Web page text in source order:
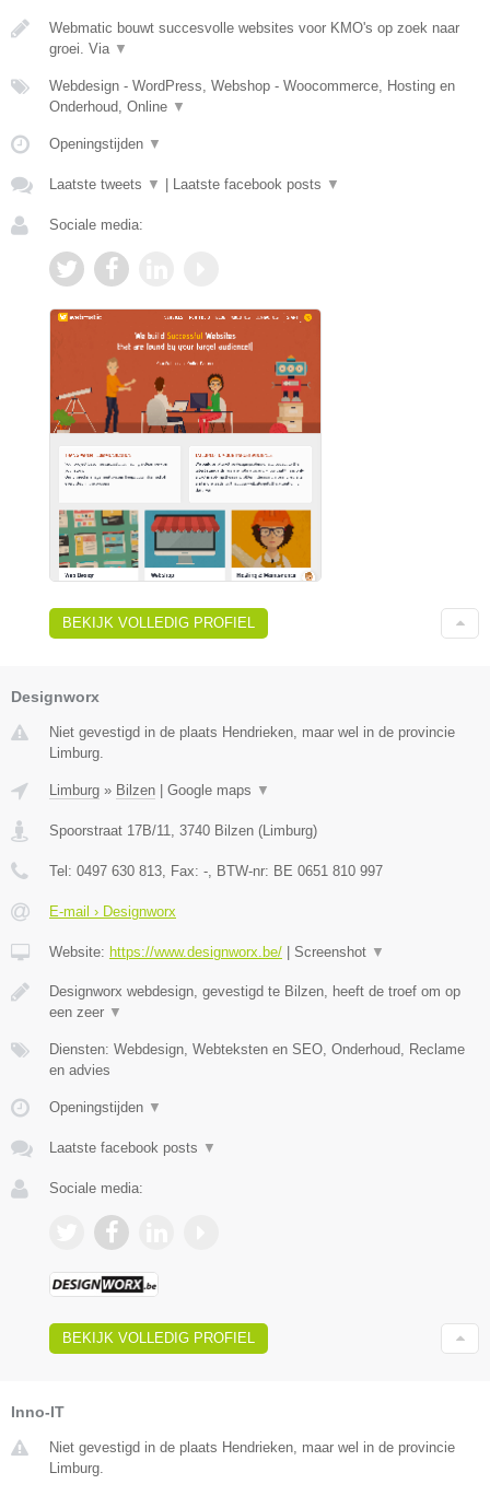
Webmatic bouwt succesvolle websites voor KMO's op zoek naar
groei. Via ▼
Webdesign - WordPress, Webshop - Woocommerce, Hosting en
Onderhoud, Online ▼
Openingstijden ▼
Laatste tweets ▼ Laatste facebook posts ▼
Sociale media:
BEKIJK VOLLEDIG PROFIEL
Designworx
Niet gevestigd in de plaats Hendrieken, maar wel in de provincie
Limburg.
Limburg » Bilzen Google maps ▼
Spoorstraat 17B/11, 3740 Bilzen (Limburg)
Tel: 0497 630 813, Fax: -, BTW-nr: BE 0651 810 997
E-mail › Designworx
Website: https://www.designworx.be/ Screenshot ▼
Designworx webdesign, gevestigd te Bilzen, heeft de troef om op
een zeer ▼
Diensten: Webdesign, Webteksten en SEO, Onderhoud, Reclame
en advies
Openingstijden ▼
Laatste facebook posts ▼
Sociale media:
BEKIJK VOLLEDIG PROFIEL
Inno-IT
Niet gevestigd in de plaats Hendrieken, maar wel in de provincie
Limburg.